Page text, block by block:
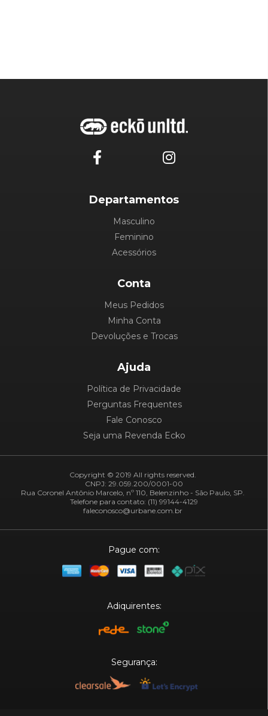
Departamentos
Masculino
Feminino
Acessórios
Conta
Meus Pedidos
Minha Conta
Devoluções e Trocas
Ajuda
Política de Privacidade
Perguntas Frequentes
Fale Conosco
Seja uma Revenda Ecko
Copyright © 2019 All rights reserved.
CNPJ: 29.059.200/0001-00
Rua Coronel Antônio Marcelo, nº 110, Belenzinho - São Paulo, SP.
Telefone para contato: (11) 99144-4129
faleconosco@urbane.com.br
Pague com:
Adiquirentes:
Segurança: